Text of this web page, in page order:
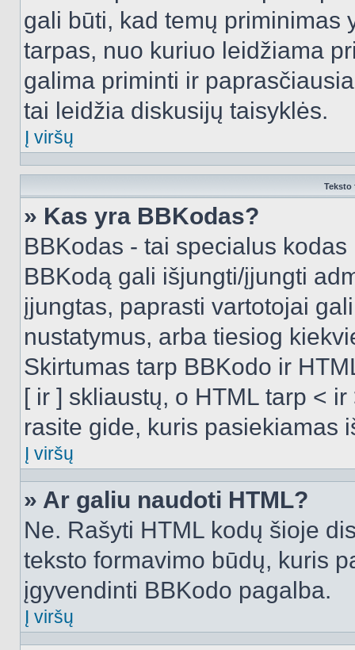
gali būti, kad temų priminimas
tarpas, nuo kuriuo leidžiama
galima priminti ir
tai leidžia diskusijų taisyklės.
Į viršų
Teksto
» Kas yra BBKodas?
BBKodas - tai specialus
BBKodą gali išjungti/įjungti
įjungtas, paprasti vartotojai
nustatymus, arba tiesiog
Skirtumas tarp BBKodo ir
[ ir ] skliaustų, o HTML tarp <
rasite gide, kuris pasiekiamas
Į viršų
» Ar galiu naudoti HTML?
Ne. Rašyti HTML kodų šioje
teksto formavimo būdų, kuris
įgyvendinti BBKodo pagalba.
Į viršų